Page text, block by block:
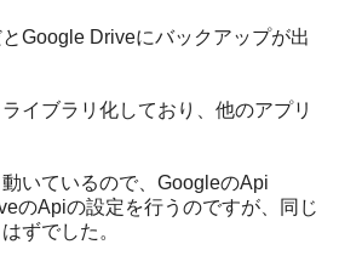
Google Driveにバックアップが出
イブラリ化しており、他のアプリ
いているので、GoogleのApi
のApiの設定を行うのですが、同じ
ずでした。